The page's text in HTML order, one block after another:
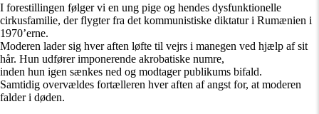
I forestillingen følger vi en ung pige og hendes dysfunktionelle
cirkusfamilie, der flygter fra det kommunistiske diktatur i Rumænien i
1970’erne.
Moderen lader sig hver aften løfte til vejrs i manegen ved hjælp af sit
hår. Hun udfører imponerende akrobatiske numre,
inden hun igen sænkes ned og modtager publikums bifald.
Samtidig overvældes fortælleren hver aften af angst for, at moderen
falder i døden.